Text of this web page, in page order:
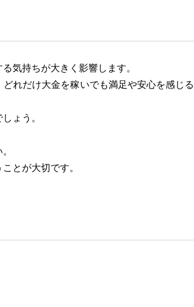
気持ちが大きく影響します。
れだけ大金を稼いでも満足や安心を感じる
ょう。
とが大切です。